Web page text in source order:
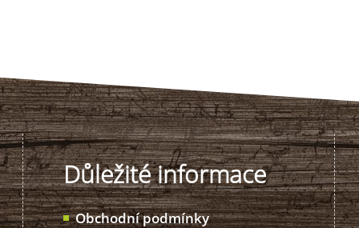
Důležité informace
Obchodní podmínky